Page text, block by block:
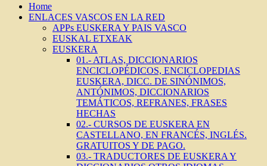
Home
ENLACES VASCOS EN LA RED
APPs EUSKERA Y PAIS VASCO
EUSKAL ETXEAK
EUSKERA
01.- ATLAS, DICCIONARIOS
ENCICLOPÉDICOS, ENCICLOPEDIAS
EUSKERA, DICC. DE SINÓNIMOS,
ANTÓNIMOS, DICCIONARIOS
TEMÁTICOS, REFRANES, FRASES
HECHAS
02.- CURSOS DE EUSKERA EN
CASTELLANO, EN FRANCÉS, INGLÉS.
GRATUITOS Y DE PAGO.
03.- TRADUCTORES DE EUSKERA Y